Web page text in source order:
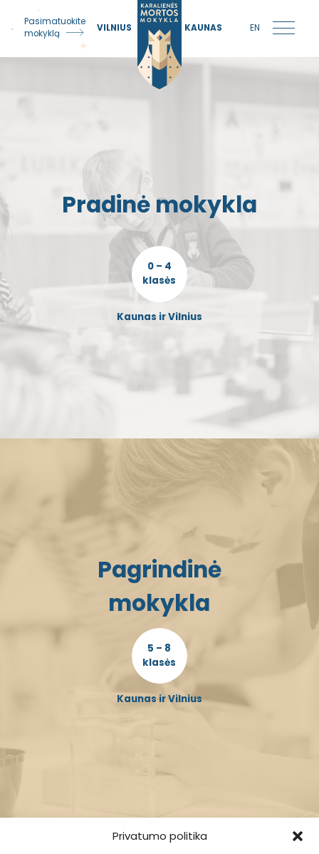
Privatumo politika
Pasimatuokite
mokyklą
VILNIUS KAUNAS EN
Pradinė mokykla
0 – 4
klasės
Kaunas ir Vilnius
Pagrindinė
mokykla
5 – 8
klasės
Kaunas ir Vilnius